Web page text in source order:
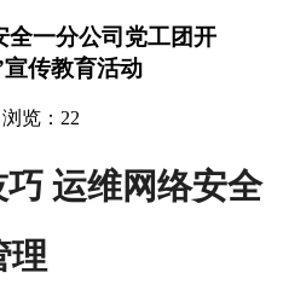
全一分公司党工团开
传教育活动
浏览：22
运维网络安全
理